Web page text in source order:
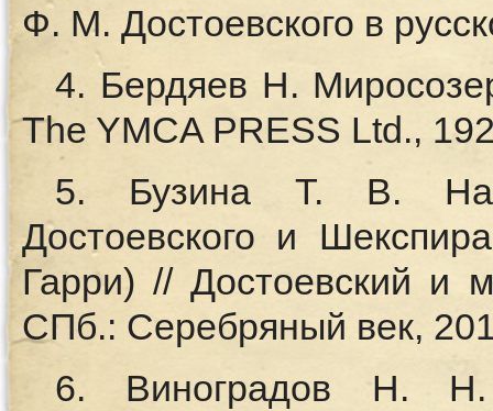
Ф. М. Достоевского в
4. Бердяев Н.
The YMCA PRESS Ltd.,
5. Бузина Т. В. На
Достоевского и
Гарри) // Достоевский и
СПб.: Серебряный век,
6. Виноградов Н. Н.